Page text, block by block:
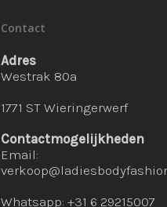
Contact
Adres
Westrak 80a
1771 ST Wieringerwerf
Contactmogelijkheden
Email:
Whatsapp: +31 6 29215007